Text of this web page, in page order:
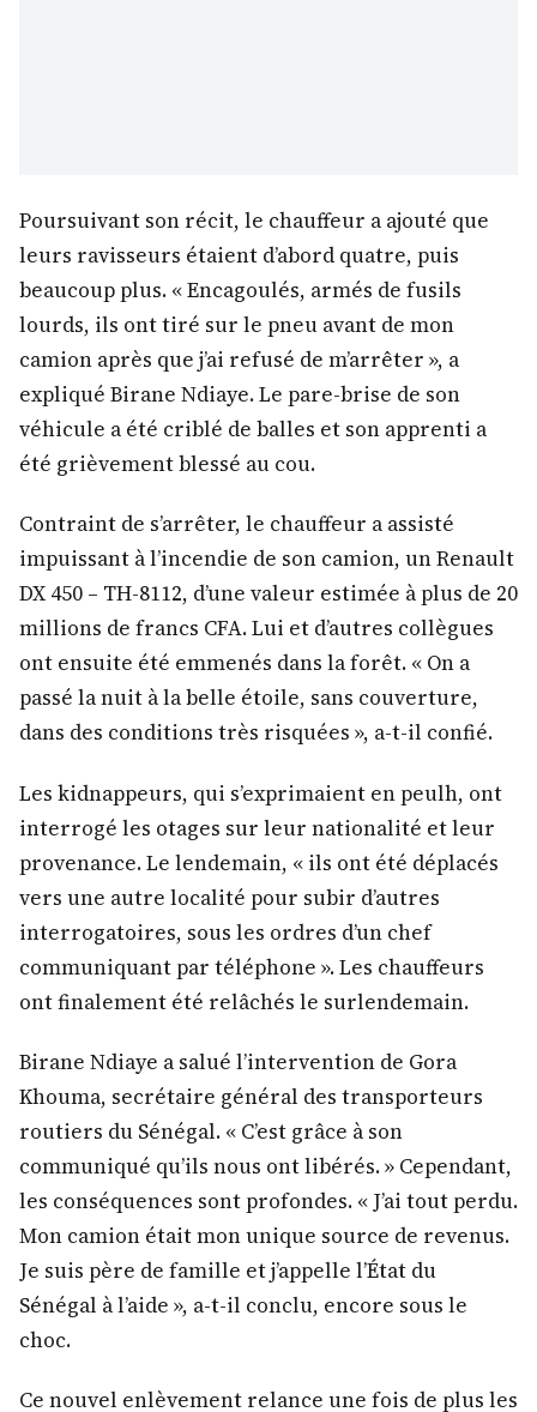
Poursuivant son récit, le chauffeur a ajouté que
leurs ravisseurs étaient d’abord quatre, puis
beaucoup plus. « Encagoulés, armés de fusils
lourds, ils ont tiré sur le pneu avant de mon
camion après que j’ai refusé de m’arrêter », a
expliqué Birane Ndiaye. Le pare-brise de son
véhicule a été criblé de balles et son apprenti a
été grièvement blessé au cou.
Contraint de s’arrêter, le chauffeur a assisté
impuissant à l’incendie de son camion, un Renault
DX 450 – TH-8112, d’une valeur estimée à plus de 20
millions de francs CFA. Lui et d’autres collègues
ont ensuite été emmenés dans la forêt. « On a
passé la nuit à la belle étoile, sans couverture,
dans des conditions très risquées », a-t-il confié.
Les kidnappeurs, qui s’exprimaient en peulh, ont
interrogé les otages sur leur nationalité et leur
provenance. Le lendemain, « ils ont été déplacés
vers une autre localité pour subir d’autres
interrogatoires, sous les ordres d’un chef
communiquant par téléphone ». Les chauffeurs
ont finalement été relâchés le surlendemain.
Birane Ndiaye a salué l’intervention de Gora
Khouma, secrétaire général des transporteurs
routiers du Sénégal. « C’est grâce à son
communiqué qu’ils nous ont libérés. » Cependant,
les conséquences sont profondes. « J’ai tout perdu.
Mon camion était mon unique source de revenus.
Je suis père de famille et j’appelle l’État du
Sénégal à l’aide », a-t-il conclu, encore sous le
choc.
Ce nouvel enlèvement relance une fois de plus les